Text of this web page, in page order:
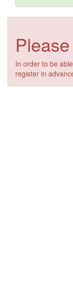
In order to be
register in